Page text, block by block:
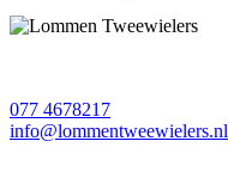
077 4678217
info@lommentweewielers.nl